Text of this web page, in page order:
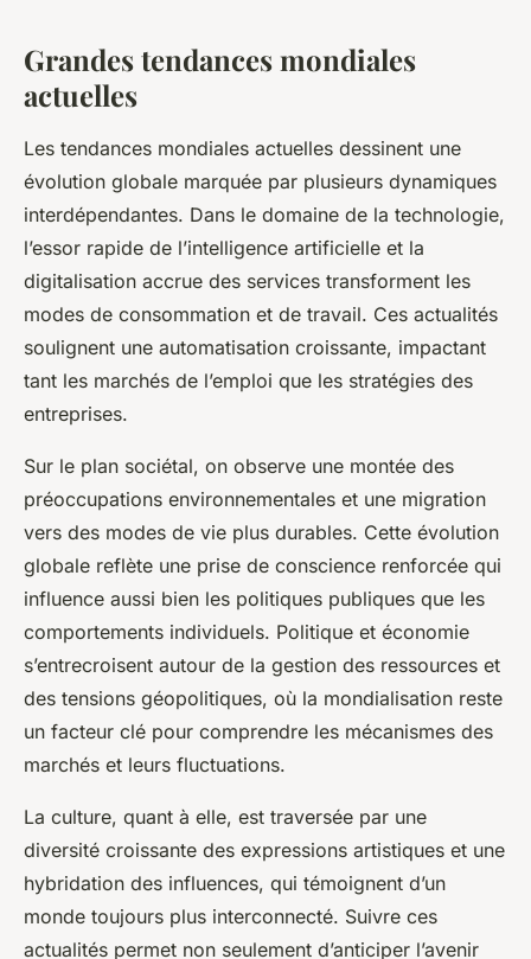
Grandes tendances mondiales
actuelles
Les tendances mondiales actuelles dessinent une
évolution globale marquée par plusieurs dynamiques
interdépendantes. Dans le domaine de la technologie,
l’essor rapide de l’intelligence artificielle et la
digitalisation accrue des services transforment les
modes de consommation et de travail. Ces actualités
soulignent une automatisation croissante, impactant
tant les marchés de l’emploi que les stratégies des
entreprises.
Sur le plan sociétal, on observe une montée des
préoccupations environnementales et une migration
vers des modes de vie plus durables. Cette évolution
globale reflète une prise de conscience renforcée qui
influence aussi bien les politiques publiques que les
comportements individuels. Politique et économie
s’entrecroisent autour de la gestion des ressources et
des tensions géopolitiques, où la mondialisation reste
un facteur clé pour comprendre les mécanismes des
marchés et leurs fluctuations.
La culture, quant à elle, est traversée par une
diversité croissante des expressions artistiques et une
hybridation des influences, qui témoignent d’un
monde toujours plus interconnecté. Suivre ces
actualités permet non seulement d’anticiper l’avenir